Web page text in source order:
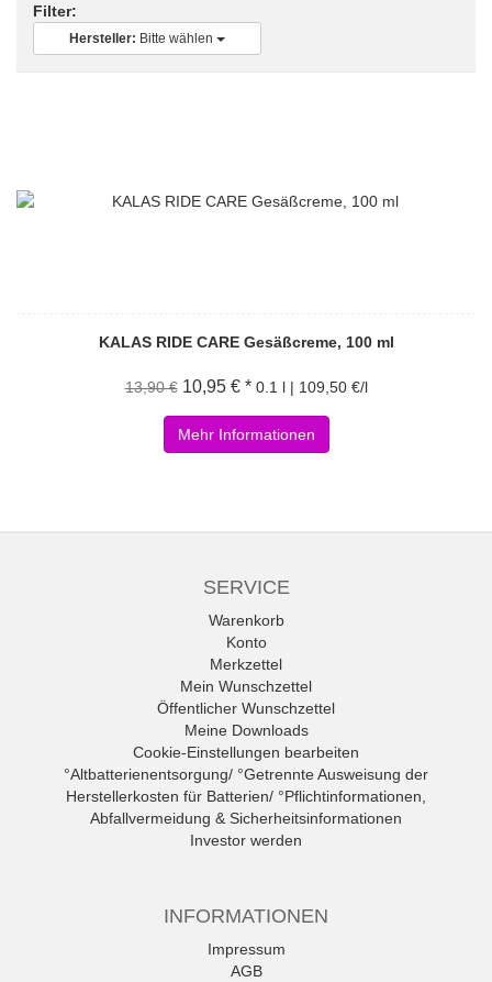
Filter:
Hersteller: Bitte wählen
KALAS RIDE CARE Gesäßcreme, 100 ml
13,90 € 10,95 € * 0.1 l | 109,50 €/l
Mehr Informationen
SERVICE
Warenkorb
Konto
Merkzettel
Mein Wunschzettel
Öffentlicher Wunschzettel
Meine Downloads
Cookie-Einstellungen bearbeiten
°Altbatterienentsorgung/ °Getrennte Ausweisung der
Herstellerkosten für Batterien/ °Pflichtinformationen,
Abfallvermeidung & Sicherheitsinformationen
Investor werden
INFORMATIONEN
Impressum
AGB